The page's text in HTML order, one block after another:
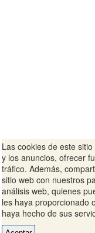
Las cookies de este
y los anuncios, ofrecer
tráfico. Además,
sitio web con nuestros
análisis web, quienes
les haya proporcionado
haya hecho de sus